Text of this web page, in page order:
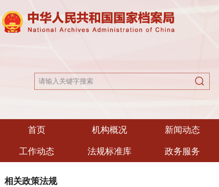
首页 机构概况 新闻动态
工作动态 法规标准库 政务服务
相关政策法规